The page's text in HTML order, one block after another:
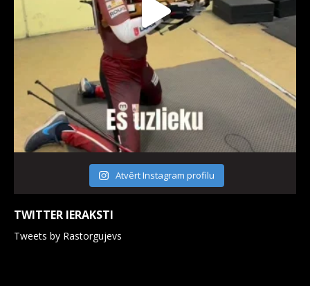
Atvērt Instagram profilu
TWITTER IERAKSTI
Tweets by Rastorgujevs